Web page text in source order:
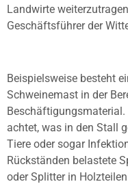
Landwirte
Geschäftsführer der
Beispielsweise besteht
Schweinemast in der
Beschäftigungsmaterial.
achtet, was in den Stall
Tiere oder sogar
Rückständen belastete
oder Splitter in